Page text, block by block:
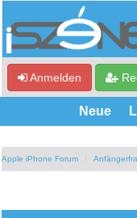
Anmelden
Neue
Apple iPhone Forum